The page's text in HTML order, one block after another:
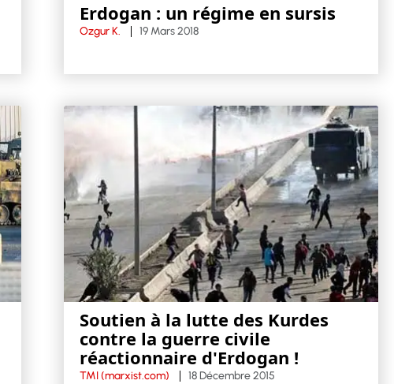
Erdogan : un régime en sursis
Ozgur K. 19 Mars 2018
Soutien à la lutte des Kurdes
contre la guerre civile
réactionnaire d'Erdogan !
TMI (marxist.com) 18 Décembre 2015